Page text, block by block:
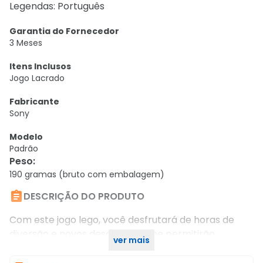
Legendas: Português
Garantia do Fornecedor
3 Meses
Itens Inclusos
Jogo Lacrado
Fabricante
Sony
Modelo
Padrão
Peso:
190 gramas (bruto com embalagem)
DESCRIÇÃO DO PRODUTO
Com este jogo lego, você desfrutará de horas de
diversão e novos desafios que lhe permitirão
ver mais